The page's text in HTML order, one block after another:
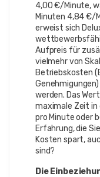
4,00 €/Minute,
Minuten 4,84 €/
erweist sich
Aufpreis für
vielmehr von
Betriebskosten
werden. Das
maximale Zeit in
pro Minute oder
Erfahrung, die
Kosten spart,
sind?
Die